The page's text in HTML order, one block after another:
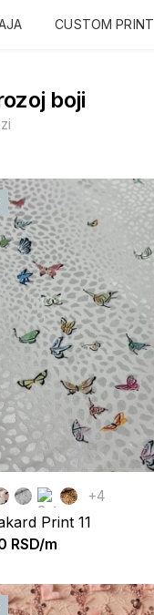
CUSTOM PRINT
boji
+4
Print 11
RSD/m